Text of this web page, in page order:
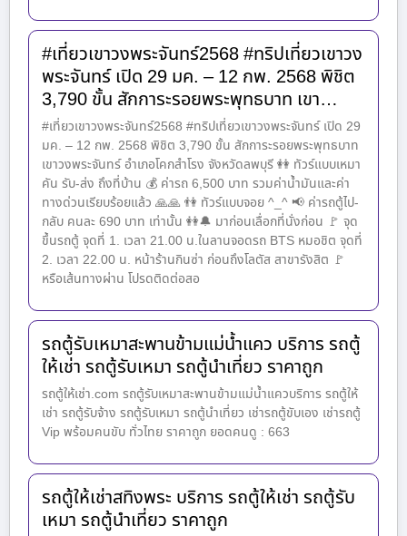
#เที่ยวเขาวงพระจันทร์2568 #ทริปเที่ยวเขาวง
พระจันทร์ เปิด 29 มค. – 12 กพ. 2568 พิชิต
3,790 ขั้น สักการะรอยพระพุทธบาท เขา…
#เที่ยวเขาวงพระจันทร์2568 #ทริปเที่ยวเขาวงพระจันทร์ เปิด 29
มค. – 12 กพ. 2568 พิชิต 3,790 ขั้น สักการะรอยพระพุทธบาท
เขาวงพระจันทร์ อำเภอโคกสำโรง จังหวัดลพบุรี 👭 ทัวร์แบบเหมา
คัน รับ-ส่ง ถึงที่บ้าน 💰 ค่ารถ 6,500 บาท รวมค่าน้ำมันและค่า
ทางด่วนเรียบร้อยแล้ว 🙏🙏 👫 ทัวร์แบบจอย ^_^ 📢 ค่ารถตู้ไป-
กลับ คนละ 690 บาท เท่านั้น 👭🔔 มาก่อนเลื่อกที่นั่งก่อน 🚩 จุด
ขึ้นรถตู้ จุดที่ 1. เวลา 21.00 น.ในลานจอดรถ BTS หมอชิต จุดที่
2. เวลา 22.00 น. หน้าร้านกินซ่า ก่อนถึงโลตัส สาขารังสิต 🚩
หรือเส้นทางผ่าน โปรดติดต่อสอ
รถตู้รับเหมาสะพานข้ามแม่น้ำแคว บริการ รถตู้
ให้เช่า รถตู้รับเหมา รถตู้นำเที่ยว ราคาถูก
รถตู้ให้เช่า.com รถตู้รับเหมาสะพานข้ามแม่น้ำแควบริการ รถตู้ให้
เช่า รถตู้รับจ้าง รถตู้รับเหมา รถตู้นำเที่ยว เช่ารถตู้ขับเอง เช่ารถตู้
Vip พร้อมคนขับ ทั่วไทย ราคาถูก ยอดคนดู : 663
รถตู้ให้เช่าสทิงพระ บริการ รถตู้ให้เช่า รถตู้รับ
เหมา รถตู้นำเที่ยว ราคาถูก